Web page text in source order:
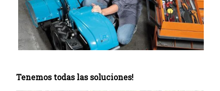
Tenemos todas las soluciones!